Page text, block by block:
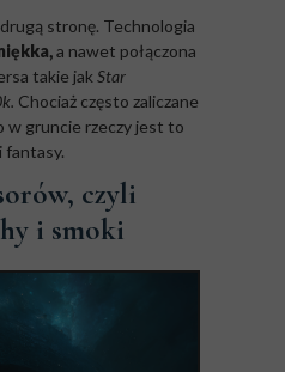
stronę. Technologia
a nawet połączona
takie jak Star
Chociaż często zaliczane
w gruncie rzeczy jest to
fantasy.
czyli
i smoki